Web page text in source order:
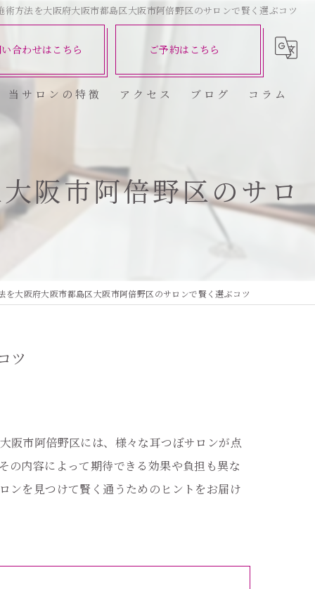
術方法を大阪府大阪市都島区大阪市阿倍野区のサロンで賢く選ぶコツ
合わせはこちら ご予約はこちら
当サロンの特徴
健康
美容エステ
アクセス ブログ コラム
阪市阿倍野区のサロ
を大阪府大阪市都島区大阪市阿倍野区のサロンで賢く選ぶコツ
ツ
阪市阿倍野区には、様々な耳つぼサロンが点
の内容によって期待できる効果や負担も異な
ンを見つけて賢く通うためのヒントをお届け